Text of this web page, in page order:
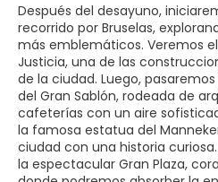
Después del desayuno,
recorrido por Bruselas,
más emblemáticos. Veremos
Justicia, una de las
de la ciudad. Luego,
del Gran Sablón, rodeada de
cafeterías con un aire
la famosa estatua del
ciudad con una historia
la espectacular Gran Plaza,